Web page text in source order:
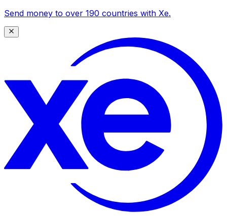
Send money to over 190 countries with Xe.